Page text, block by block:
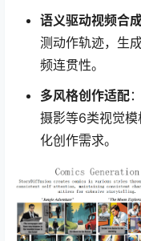
语义驱动视频合
测动作轨迹，生
频连贯性。
多风格创作适配
摄影等6类视觉
化创作需求。